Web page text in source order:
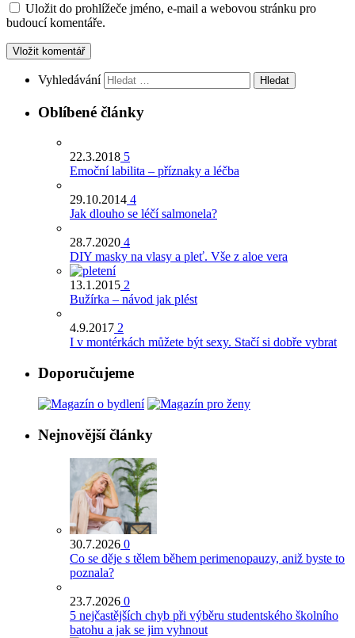
Uložit do prohlížeče jméno, e-mail a webovou stránku pro
budoucí komentáře.
Vyhledávání
Oblíbené články
22.3.2018 5
Emoční labilita – příznaky a léčba
29.10.2014 4
Jak dlouho se léčí salmonela?
28.7.2020 4
DIY masky na vlasy a pleť. Vše z aloe vera
13.1.2015 2
Bužírka – návod jak plést
4.9.2017 2
I v montérkách můžete být sexy. Stačí si dobře vybrat
Doporučujeme
Nejnovější články
30.7.2026 0
Co se děje s tělem během perimenopauzy, aniž byste to
poznala?
23.7.2026 0
5 nejčastějších chyb při výběru studentského školního
batohu a jak se jim vyhnout